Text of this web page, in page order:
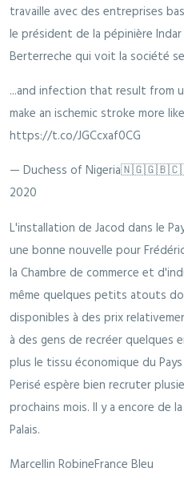
travaille avec des entreprises
le président de la pépinière Indar
Berterreche qui voit la société
...and infection that result from
make an ischemic stroke more
https://t.co/JGCcxaf0CG
— Duchess of
2020
L'installation de Jacod dans le
une bonne nouvelle pour
la Chambre de commerce et
même quelques petits atouts
disponibles à des prix
à des gens de recréer
plus le tissu économique du
Perisé espère bien recruter
prochains mois. Il y a encore de
Palais.
Marcellin RobineFrance Bleu